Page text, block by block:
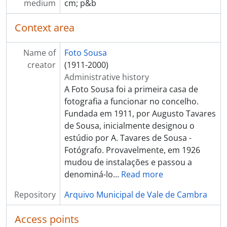
[Item] Grupo familiar
[Item] Grupo familiar
[Item] Grupo familiar
[Item] Retrato de grupo juntamente com o Comendador Luíz Bernardo de Almeida
[Item] Retrato de grupo
[Item] Grupo familiar
[Item] Retrato de grupo
[Item] Grupo familiar
[Item] Grupo familiar
[Item] Almoço festivo na casa do Sr. Campos
[Item] Retrato de mulheres com vestuário regional
[Item] Miniatura alegórica da Capela de Santo António
[Item] Retrato de grupo
[Item] Retrato de grupo
[Item] Retrato de crianças com vestuário de fantasia
[Item] Retrato de crianças com vestuário regional
medium
cm; p&b
Context area
Name of
creator
Foto Sousa
(1911-2000)
Administrative history
A Foto Sousa foi a primeira casa de
fotografia a funcionar no concelho.
Fundada em 1911, por Augusto Tavares
de Sousa, inicialmente designou o
estúdio por A. Tavares de Sousa -
Fotógrafo. Provavelmente, em 1926
mudou de instalações e passou a
denominá-lo… Read more
Repository
Arquivo Municipal de Vale de Cambra
Access points